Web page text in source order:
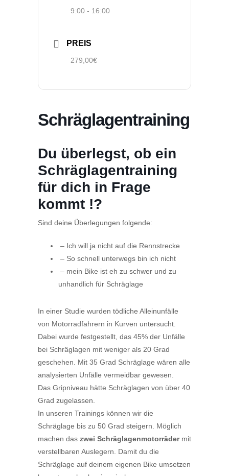
9:00 - 16:00
PREIS
279,00€
Schräglagentraining
Du überlegst, ob ein
Schräglagentraining
für dich in Frage
kommt !?
Sind deine Überlegungen folgende:
– Ich will ja nicht auf die Rennstrecke
– So schnell unterwegs bin ich nicht
– mein Bike ist eh zu schwer und zu
unhandlich für Schräglage
In einer Studie wurden tödliche Alleinunfälle
von Motorradfahrern in Kurven untersucht.
Dabei wurde festgestellt, das 45% der Unfälle
bei Schräglagen mit weniger als 20 Grad
geschehen. Mit 35 Grad Schräglage wären alle
analysierten Unfälle vermeidbar gewesen.
Das Gripniveau hätte Schräglagen von über 40
Grad zugelassen.
In unseren Trainings können wir die
Schräglage bis zu 50 Grad steigern. Möglich
machen das zwei Schräglagenmotorrädermit
verstellbaren Auslegern. Damit du die
Schräglage auf deinem eigenen Bike umsetzen